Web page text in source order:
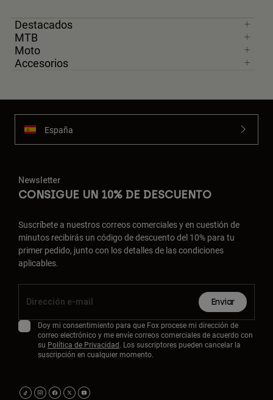
Destacados
MTB
Moto
Accesorios
España
Newsletter
CONSIGUE UN 10% DE DESCUENTO
Suscríbete a nuestros correos comerciales y en cuestión de
minutos recibirás un código de descuento del 10% para tu
primer pedido, junto con los detalles de las condiciones
aplicables.
Enviar
Doy mi consentimiento para que Fox procese mi dirección de
correo electrónico y me envíe correos comerciales de acuerdo con
su Política de Privacidad. Los suscriptores pueden cancelar la
suscripción en cualquier momento.